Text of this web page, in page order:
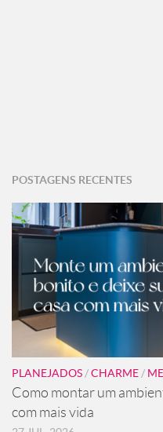
POSTAGENS RECENTES
PLANEJADOS/CHARME/
Como montar um
com mais vida